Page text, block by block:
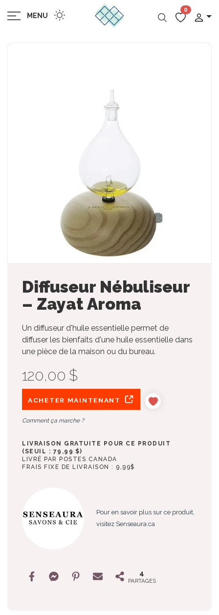
MENU
0
Diffuseur Nébuliseur
– Zayat Aroma
Un diffuseur d'huile essentielle permet de
diffuser les bienfaits d'une huile essentielle dans
une pièce de la maison ou du bureau.
120,00 $
ACHETER MAINTENANT
Comment ça marche ?
LIVRAISON GRATUITE POUR CE PRODUIT
(SEUIL : 79,99 $)
LIVRÉ PAR POSTES CANADA
FRAIS FIXE DE LIVRAISON : 9,99$
Pour en savoir plus sur ce produit,
visitez Senseaura.ca
4
PARTAGES